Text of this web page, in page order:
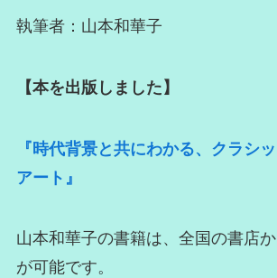
執筆者：山本和華子
【本を出版しました】
『時代背景と共にわかる、クラシ
アート』
山本和華子の書籍は、全国の書店
が可能です。